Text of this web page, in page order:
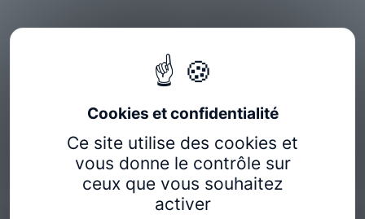
Ce site utilise des cookies et
vous donne le contrôle sur
ceux que vous souhaitez
activer